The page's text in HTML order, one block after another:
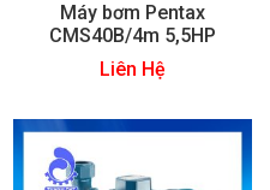
Máy bơm Pentax
CMS40B/4m 5,5HP
Liên Hệ